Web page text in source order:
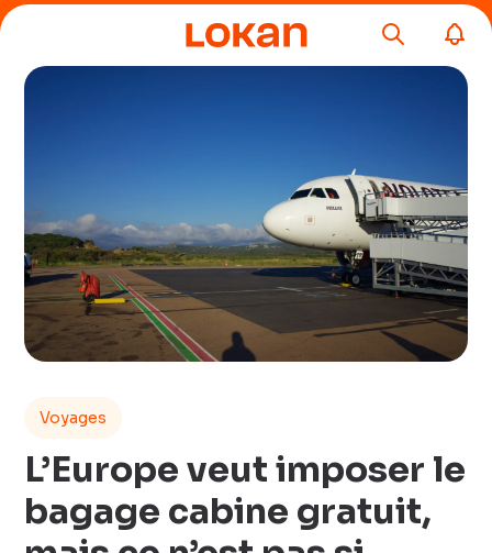
Voyages
L’Europe veut imposer le
bagage cabine gratuit,